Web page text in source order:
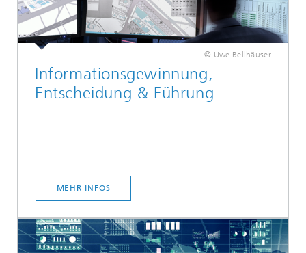
© Uwe Bellhäuser
Informationsgewinnung,
Entscheidung & Führung
MEHR INFOS